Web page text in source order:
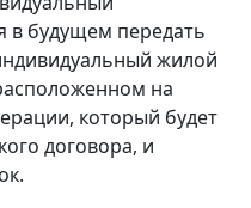
в будущем передать
жилой
на
который будет
договора, и